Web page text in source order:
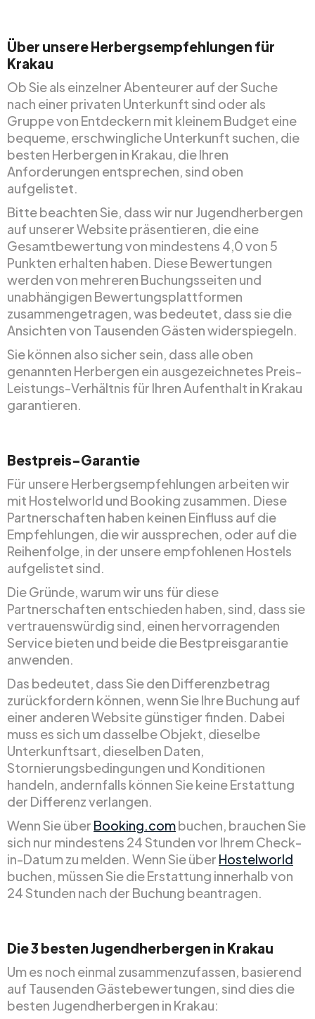
Über unsere Herbergsempfehlungen für
Krakau
Ob Sie als einzelner Abenteurer auf der Suche
nach einer privaten Unterkunft sind oder als
Gruppe von Entdeckern mit kleinem Budget eine
bequeme, erschwingliche Unterkunft suchen, die
besten Herbergen in Krakau, die Ihren
Anforderungen entsprechen, sind oben
aufgelistet.
Bitte beachten Sie, dass wir nur Jugendherbergen
auf unserer Website präsentieren, die eine
Gesamtbewertung von mindestens 4,0 von 5
Punkten erhalten haben. Diese Bewertungen
werden von mehreren Buchungsseiten und
unabhängigen Bewertungsplattformen
zusammengetragen, was bedeutet, dass sie die
Ansichten von Tausenden Gästen widerspiegeln.
Sie können also sicher sein, dass alle oben
genannten Herbergen ein ausgezeichnetes Preis-
Leistungs-Verhältnis für Ihren Aufenthalt in Krakau
garantieren.
Bestpreis-Garantie
Für unsere Herbergsempfehlungen arbeiten wir
mit Hostelworld und Booking zusammen. Diese
Partnerschaften haben keinen Einfluss auf die
Empfehlungen, die wir aussprechen, oder auf die
Reihenfolge, in der unsere empfohlenen Hostels
aufgelistet sind.
Die Gründe, warum wir uns für diese
Partnerschaften entschieden haben, sind, dass sie
vertrauenswürdig sind, einen hervorragenden
Service bieten und beide die Bestpreisgarantie
anwenden.
Das bedeutet, dass Sie den Differenzbetrag
zurückfordern können, wenn Sie Ihre Buchung auf
einer anderen Website günstiger finden. Dabei
muss es sich um dasselbe Objekt, dieselbe
Unterkunftsart, dieselben Daten,
Stornierungsbedingungen und Konditionen
handeln, andernfalls können Sie keine Erstattung
der Differenz verlangen.
Wenn Sie über Booking.combuchen, brauchen Sie
sich nur mindestens 24 Stunden vor Ihrem Check-
in-Datum zu melden. Wenn Sie über Hostelworld
buchen, müssen Sie die Erstattung innerhalb von
24 Stunden nach der Buchung beantragen.
Die 3 besten Jugendherbergen in Krakau
Um es noch einmal zusammenzufassen, basierend
auf Tausenden Gästebewertungen, sind dies die
besten Jugendherbergen in Krakau: